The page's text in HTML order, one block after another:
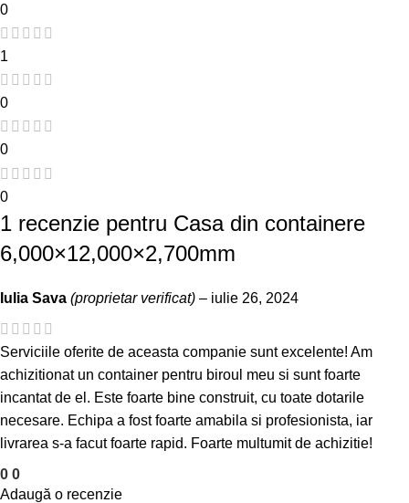
0
1
0
0
0
1 recenzie pentru Casa din containere
6,000×12,000×2,700mm
Iulia Sava (proprietar verificat) – iulie 26, 2024
Serviciile oferite de aceasta companie sunt excelente! Am
achizitionat un container pentru biroul meu si sunt foarte
incantat de el. Este foarte bine construit, cu toate dotarile
necesare. Echipa a fost foarte amabila si profesionista, iar
livrarea s-a facut foarte rapid. Foarte multumit de achizitie!
0 0
Adaugă o recenzie